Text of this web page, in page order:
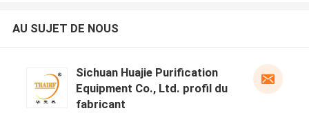
AU SUJET DE NOUS
Sichuan Huajie Purification
Equipment Co., Ltd. profil du
fabricant